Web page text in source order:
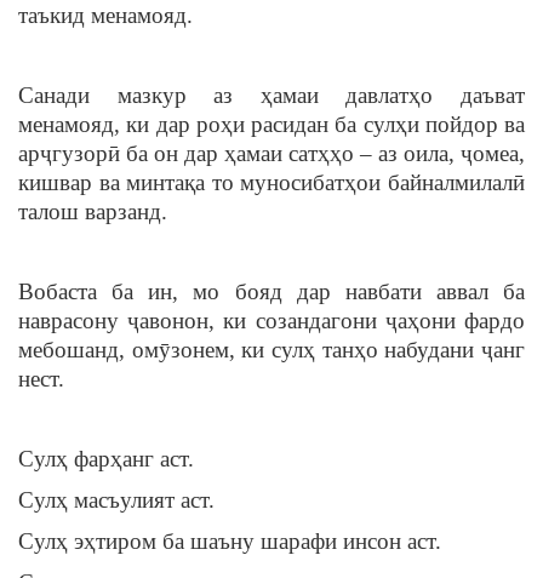
таъкид менамояд.
Санади мазкур аз ҳамаи давлатҳо даъват
менамояд, ки дар роҳи расидан ба сулҳи пойдор ва
арҷгузорӣ ба он дар ҳамаи сатҳҳо – аз оила, ҷомеа,
кишвар ва минтақа то муносибатҳои байналмилалӣ
талош варзанд.
Вобаста ба ин, мо бояд дар навбати аввал ба
наврасону ҷавонон, ки созандагони ҷаҳони фардо
мебошанд, омӯзонем, ки сулҳ танҳо набудани ҷанг
нест.
Сулҳ фарҳанг аст.
Сулҳ масъулият аст.
Сулҳ эҳтиром ба шаъну шарафи инсон аст.